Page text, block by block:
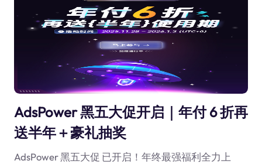
AdsPower 黑五大促开启｜年付 6 折再
送半年＋豪礼抽奖
AdsPower 黑五大促 已开启！年终最强福利全力上